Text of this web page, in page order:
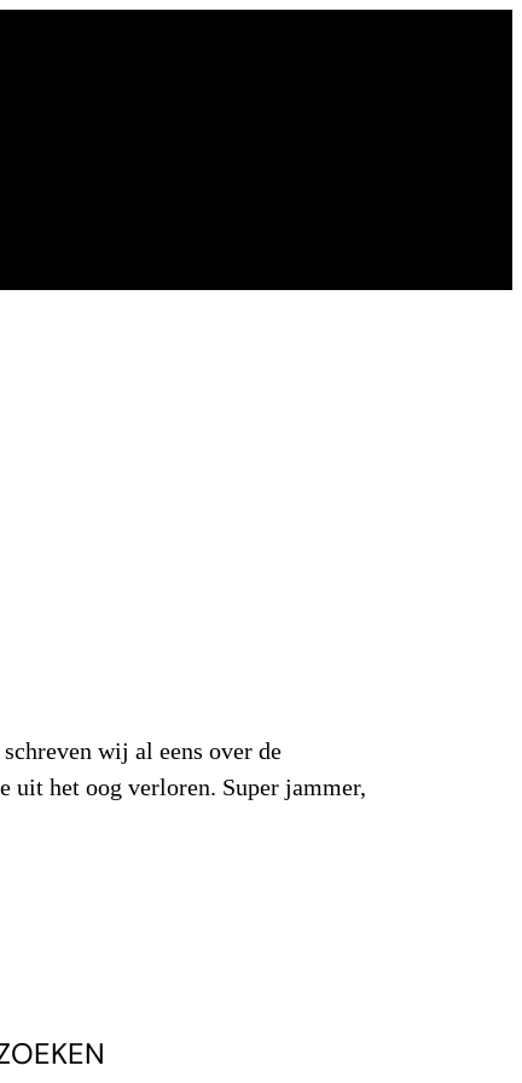
wij al eens over de
uit het oog verloren. Super jammer,